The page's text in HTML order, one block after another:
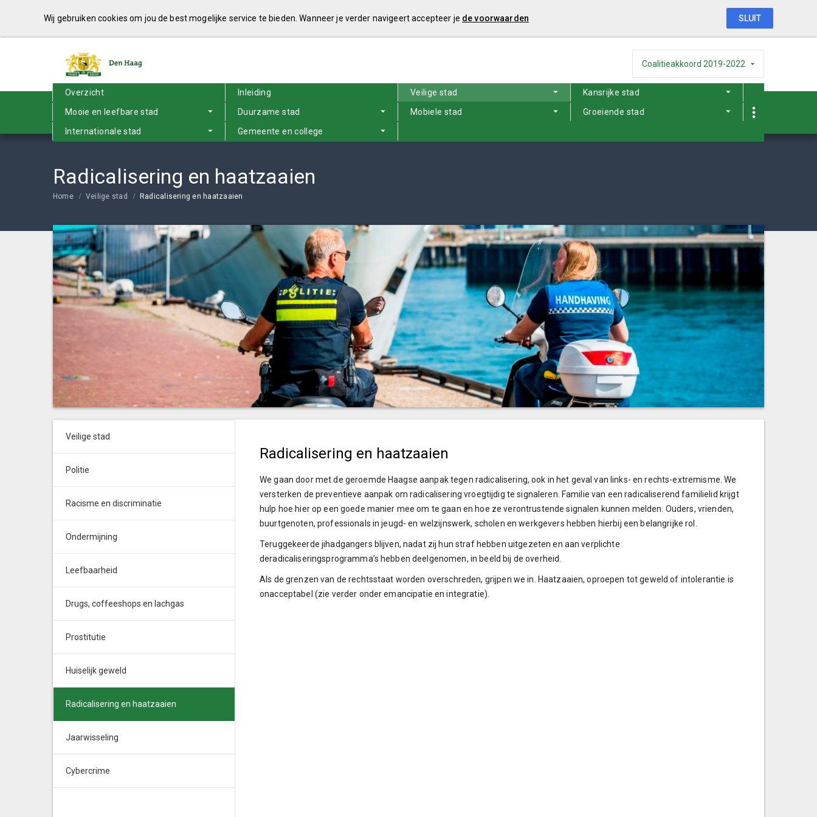
Coalitieakkoord 2019-2022
Overzicht Inleiding Veilige stad
Kansrijke stad
Mooie en leefbare stad
Duurzame stad Mobiele stad
Groeiende stad
Internationale stad
Gemeente en college
Radicalisering en haatzaaien
Home Veilige stad Radicalisering en haatzaaien
Radicalisering en haatzaaien
We gaan door met de geroemde Haagse aanpak tegen radicalisering, ook in het geval van links- en rechts-extremisme. We
versterken de preventieve aanpak om radicalisering vroegtijdig te signaleren. Familie van een radicaliserend familielid krijgt
hulp hoe hier op een goede manier mee om te gaan en hoe ze verontrustende signalen kunnen melden. Ouders, vrienden,
buurtgenoten, professionals in jeugd- en welzijnswerk, scholen en werkgevers hebben hierbij een belangrijke rol.
Teruggekeerde jihadgangers blijven, nadat zij hun straf hebben uitgezeten en aan verplichte
deradicaliseringsprogramma’s hebben deelgenomen, in beeld bij de overheid.
Als de grenzen van de rechtsstaat worden overschreden, grijpen we in. Haatzaaien, oproepen tot geweld of intolerantie is
onacceptabel (zie verder onder emancipatie en integratie).
Veilige stad
Politie
Racisme en discriminatie
Ondermijning
Leefbaarheid
Drugs, coffeeshops en lachgas
Prostitutie
Huiselijk geweld
Radicalisering en haatzaaien
Jaarwisseling
Cybercrime
Wij gebruiken cookies om jou de best mogelijke service te bieden. Wanneer je verder navigeert accepteer je de voorwaarden SLUIT